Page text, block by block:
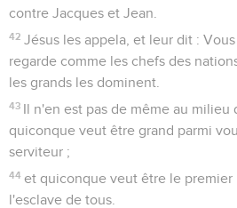
contre Jacques et Jean.
42 Jésus les appela, et leur dit :
regarde comme les chefs des
les grands les dominent.
43 Il n'en est pas de même au milieu
quiconque veut être grand parmi
serviteur ;
44 et quiconque veut être le premier
l'esclave de tous.